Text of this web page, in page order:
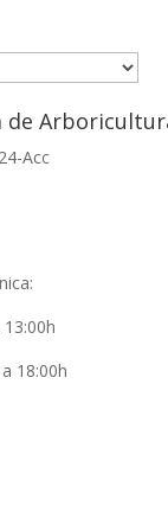
de
Acc
18:00h